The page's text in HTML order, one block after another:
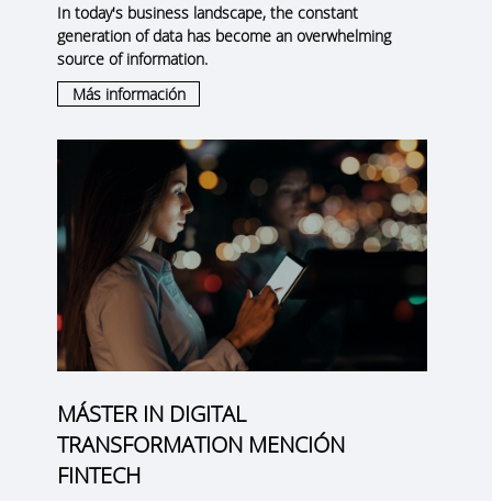
In today's business landscape, the constant
generation of data has become an overwhelming
source of information.
Más información
MÁSTER IN DIGITAL
TRANSFORMATION MENCIÓN
FINTECH